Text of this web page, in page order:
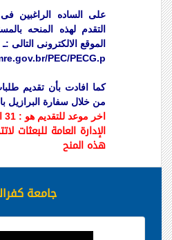
على الساده الراغبين فى
التقدم لهذه المنحه
الموقع الالكترونى التالى :ـ
PEC/PECG.p
كما افادت بأن تقديم
من خلال سفارة البرازيل
اخر موعد للتقديم هو : 31 اغسطس 2018
الإدارة العامة للبعثات
هذه المنح
جامعة